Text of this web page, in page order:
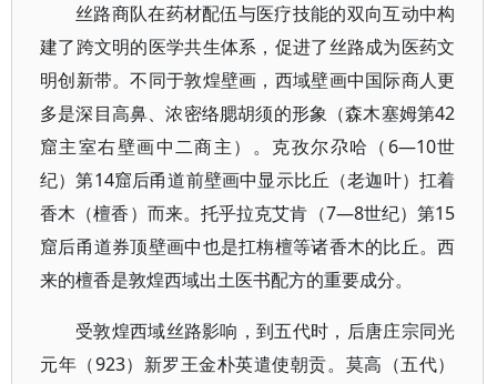
丝路商队在药材配伍与医疗技能的双向互动中构
建了跨文明的医学共生体系，促进了丝路成为医药文
明创新带。不同于敦煌壁画，西域壁画中国际商人更
多是深目高鼻、浓密络腮胡须的形象（森木塞姆第42
窟主室右壁画中二商主）。克孜尔尕哈（6—10世
纪）第14窟后甬道前壁画中显示比丘（老迦叶）扛着
香木（檀香）而来。托乎拉克艾肯（7—8世纪）第15
窟后甬道券顶壁画中也是扛栴檀等诸香木的比丘。西
来的檀香是敦煌西域出土医书配方的重要成分。
受敦煌西域丝路影响，到五代时，后唐庄宗同光
元年（923）新罗王金朴英遣使朝贡。莫高（五代）